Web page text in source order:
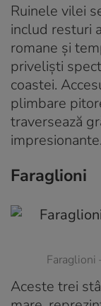
Ruinele vilei
includ resturi
romane și
priveliști
coastei.
plimbare
traversează
impresionante.
Faraglioni
Faraglioni
Aceste trei